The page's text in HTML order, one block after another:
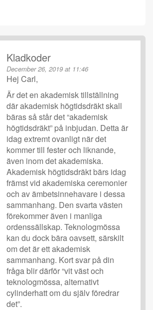
Kladkoder
December 26, 2019 at 11:46
Hej Carl,
Är det en akademisk tillställning
där akademisk högtidsdräkt skall
bäras så står det “akademisk
högtidsdräkt” på inbjudan. Detta är
idag extremt ovanligt när det
kommer till fester och liknande,
även inom det akademiska.
Akademisk högtidsdräkt bärs idag
främst vid akademiska ceremonier
och av ämbetsinnehavare i dessa
sammanhang. Den svarta västen
förekommer även i manliga
ordenssällskap. Teknologmössa
kan du dock bära oavsett, särskilt
om det är ett akademisk
sammanhang. Kort svar på din
fråga blir därför “vit väst och
teknologmössa, alternativt
cylinderhatt om du själv föredrar
det”.